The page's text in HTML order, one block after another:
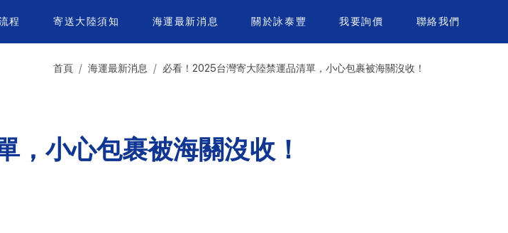
程 寄送大陸須知 海運最新消息 關於詠泰豐 我要詢價 聯絡我們
首頁 海運最新消息 必看！2025台灣寄大陸禁運品清單，小心包裹被海關沒收！
，小心包裹被海關沒收！